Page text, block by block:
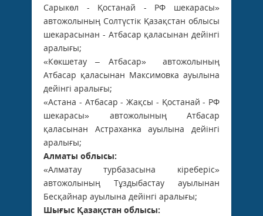
Сарыкөл - Қостанай - РФ шекарасы»
автожолының Солтүстік Қазақстан облысы
шекарасынан - Атбасар қаласынан дейінгі
аралығы;
«Көкшетау – Атбасар» автожолының
Атбасар қаласынан Максимовка ауылына
дейінгі аралығы;
«Астана - Атбасар - Жақсы - Қостанай - РФ
шекарасы» автожолының Атбасар
қаласынан Астраханка ауылына дейінгі
аралығы;
Алматы облысы:
«Алматау турбазасына кіреберіс»
автожолының Тұздыбастау ауылынан
Бесқайнар ауылына дейінгі аралығы;
Шығыс Қазақстан облысы: